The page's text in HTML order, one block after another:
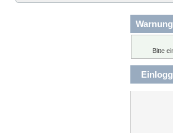
Bitte